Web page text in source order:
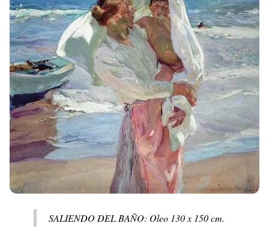
SALIENDO DEL BAÑO: Oleo 130 x 150 cm.